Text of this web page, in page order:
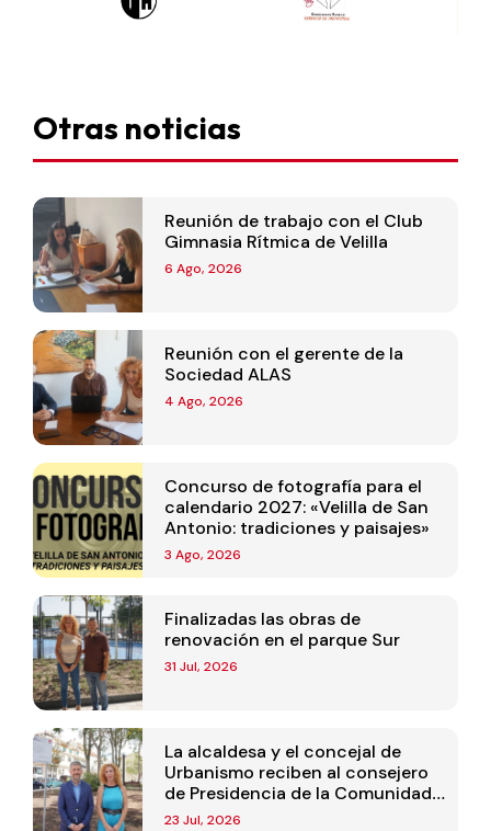
Otras noticias
Reunión de trabajo con el Club
Gimnasia Rítmica de Velilla
6 Ago, 2026
Reunión con el gerente de la
Sociedad ALAS
4 Ago, 2026
Concurso de fotografía para el
calendario 2027: «Velilla de San
Antonio: tradiciones y paisajes»
3 Ago, 2026
Finalizadas las obras de
renovación en el parque Sur
31 Jul, 2026
La alcaldesa y el concejal de
Urbanismo reciben al consejero
de Presidencia de la Comunidad
de Madrid
23 Jul, 2026